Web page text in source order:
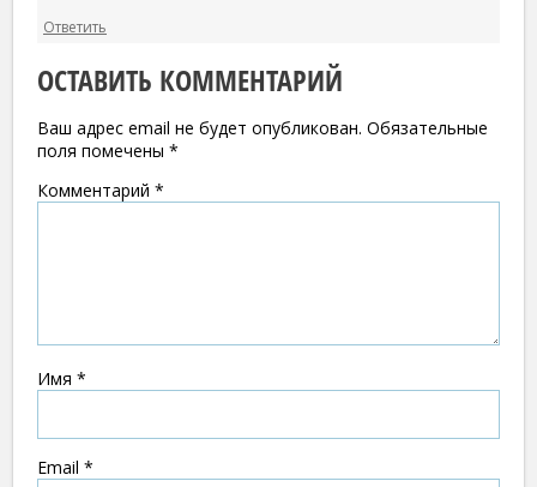
Ответить
ОСТАВИТЬ КОММЕНТАРИЙ
Ваш адрес email не будет опубликован. Обязательные
поля помечены *
Комментарий *
Имя *
Email *